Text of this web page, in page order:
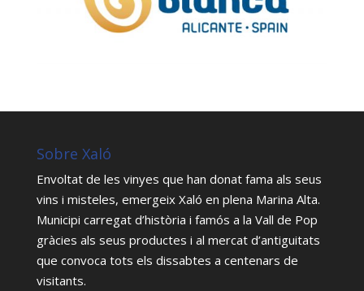
Sobre Xaló
Envoltat de les vinyes que han donat fama als seus
vins i misteles, emergeix Xaló en plena Marina Alta.
Municipi carregat d’història i famós a la Vall de Pop
gràcies als seus productes i al mercat d’antiguitats
que convoca tots els dissabtes a centenars de
visitants.